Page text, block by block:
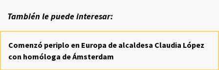
También le puede interesar:
Comenzó periplo en Europa de alcaldesa Claudia López
con homóloga de Ámsterdam